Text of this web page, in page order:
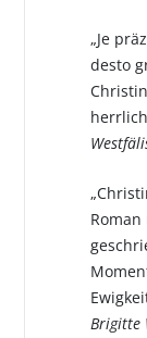
„Je
desto
Brigitte